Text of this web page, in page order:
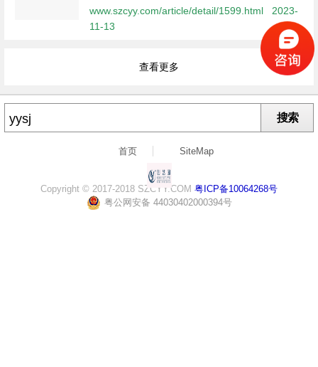
因白天与夜晚时段不同，夜晚相较于白天来说一
些体验产品的项目会有一定限制，那主题公园该
www.szcyy.com/article/detail/1599.html
2023-
11-13
查看更多
搜索
首页 SiteMap
Copyright © 2017-2018 SZCYY.COM 粤ICP备10064268号
粤公网安备 44030402000394号